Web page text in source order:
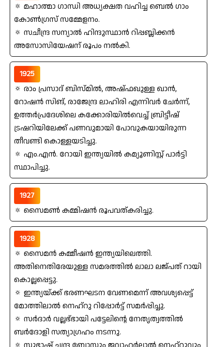
🔅 മഹാത്മാ ഗാന്ധി അധ്യക്ഷത വഹിച്ച ബെല്‍ ഗാം
കോണ്‍ഗ്രസ്‌ സമ്മേളനം.
🔅 സചീന്ദ്ര സന്യാല്‍ ഹിന്ദുസ്ഥാന്‍ റിപ്പബ്ലിക്കന്‍
അസോസിയേഷന്‌ രൂപം നല്‍കി.
1925
🔅 രാം പ്രസാദ്‌ ബിസ്മില്‍, അഷ്ഫഖുള്ള ഖാന്‍,
റോഷന്‍ സിങ്‌, രാജേന്ദ്ര ലാഹിരി എന്നിവര്‍ ചേര്‍ന്ന്‌,
ഉത്തര്‍പ്രദേശിലെ കക്കോരിയില്‍വെച്ച്‌ ബ്രിട്ടീഷ്‌
ട്രഷറിയിലേക്ക്‌ പണവുമായി പോവുകയായിരുന്ന
തീവണ്ടി കൊള്ളയടിച്ചു.
🔅 എം.എൻ. റോയി ഇന്ത്യയില്‍ കമ്യൂണിസ്റ്റ്‌ പാര്‍ട്ടി
സ്ഥാപിച്ചു.
1927
🔅 സൈമണ്‍ കമ്മിഷന്‍ രൂപവത്കരിച്ചു.
1928
🔅 സൈമന്‍ കമ്മീഷന്‍ ഇന്ത്യയിലെത്തി.
അതിനെതിരേയുള്ള സമരത്തില്‍ ലാലാ ലജ്പത്‌ റായി
കൊല്ലപ്പെട്ടു.
🔅 ഇന്ത്യയ്ക്ക് ഭരണഘടന വേണമെന്ന്‌ അവശ്യപ്പെട്ട്‌
മോത്തിലാല്‍ നെഹ്റു റിപ്പോര്‍ട്ട്‌ സമര്‍പ്പിച്ചു.
🔅 സര്‍ദാര്‍ വല്ലഭ്ഭായി പട്ടേലിന്റെ നേതൃത്വത്തില്‍
ബര്‍ദോളി സത്യാഗ്രഹം നടന്നു.